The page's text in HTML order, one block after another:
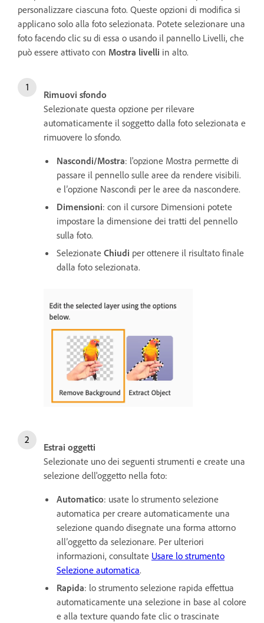
personalizzare ciascuna foto. Queste opzioni di modifica si
applicano solo alla foto selezionata. Potete selezionare una
foto facendo clic su di essa o usando il pannello Livelli, che
può essere attivato con Mostra livelli in alto.
Rimuovi sfondo
Selezionate questa opzione per rilevare
automaticamente il soggetto dalla foto selezionata e
rimuovere lo sfondo.
Nascondi/Mostra: l'opzione Mostra permette di
passare il pennello sulle aree da rendere visibili.
e l’opzione Nascondi per le aree da nascondere.
Dimensioni: con il cursore Dimensioni potete
impostare la dimensione dei tratti del pennello
sulla foto.
Selezionate Chiudi per ottenere il risultato finale
dalla foto selezionata.
Estrai oggetti
Selezionate uno dei seguenti strumenti e create una
selezione dell'oggetto nella foto:
Automatico: usate lo strumento selezione
automatica per creare automaticamente una
selezione quando disegnate una forma attorno
all’oggetto da selezionare. Per ulteriori
informazioni, consultate Usare lo strumento
Selezione automatica.
Rapida: lo strumento selezione rapida effettua
automaticamente una selezione in base al colore
e alla texture quando fate clic o trascinate